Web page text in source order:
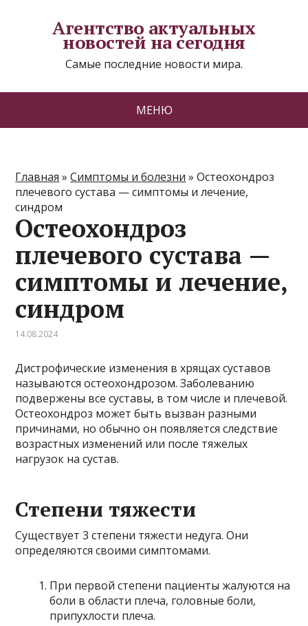
Агентство актуальных
новостей на сегодня
Самые последние новости мира.
МЕНЮ
Главная »Симптомы и болезни »Остеохондроз
плечевого сустава — симптомы и лечение,
синдром
Остеохондроз
плечевого сустава —
симптомы и лечение,
синдром
14.08.2024
Дистрофические изменения в хрящах суставов
называются остеохондрозом. Заболеванию
подвержены все суставы, в том числе и плечевой.
Остеохондроз может быть вызван разными
причинами, но обычно он появляется следствие
возрастных изменений или после тяжелых
нагрузок на сустав.
Степени тяжести
Существует 3 степени тяжести недуга. Они
определяются своими симптомами.
При первой степени пациенты жалуются на
боли в области плеча, головные боли,
припухлости плеча.